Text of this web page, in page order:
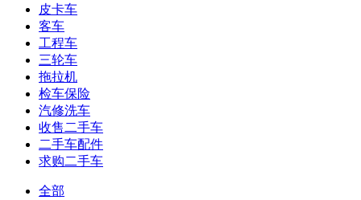
皮卡车
客车
工程车
三轮车
拖拉机
检车保险
汽修洗车
收售二手车
二手车配件
求购二手车
全部